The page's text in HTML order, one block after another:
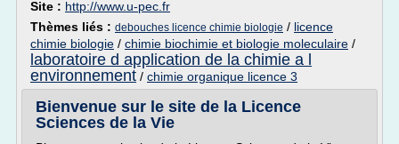
Site : http://www.u-pec.fr
Thèmes liés : debouches licence chimie biologie / licence
chimie biologie / chimie biochimie et biologie moleculaire /
laboratoire d application de la chimie a l
environnement / chimie organique licence 3
Bienvenue sur le site de la Licence
Sciences de la Vie